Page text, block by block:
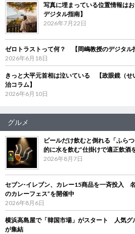
写真に埋まっている位置情報は
デジタル指南】
2026年7月22日
ゼロトラストって何？ 【岡嶋教授のデジタル
2026年6月18日
きっと大平元首相は泣いている 【政眼鏡（せ
治コラム】
2026年6月10日
グルメ
ビールだけ飲むと倒れる「ふら
的に水を飲む”仕掛けで適正飲酒
2026年8月7日
セブン‐イレブン、カレー15商品を一斉投入
のカレーフェス”を開催中
2026年8月6日
横浜高島屋で「韓国市場」がスタート 人気グ
が集結